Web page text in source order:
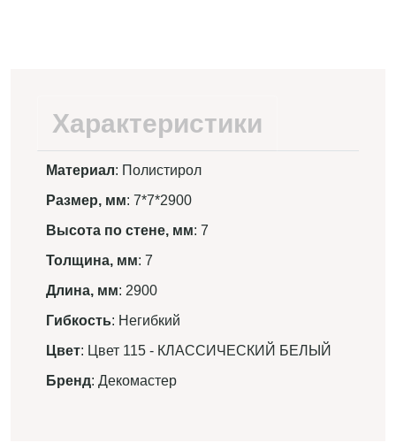
Характеристики
Материал: Полистирол
Размер, мм: 7*7*2900
Высота по стене, мм: 7
Толщина, мм: 7
Длина, мм: 2900
Гибкость: Негибкий
Цвет: Цвет 115 - КЛАССИЧЕСКИЙ БЕЛЫЙ
Бренд: Декомастер